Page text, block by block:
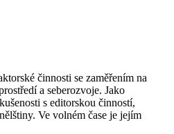
činnosti se zaměřením na
a seberozvoje. Jako
s editorskou činností,
Ve volném čase je jejím